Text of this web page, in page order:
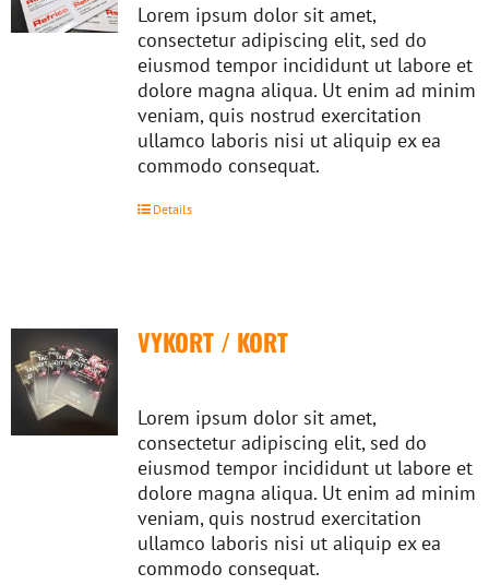
Lorem ipsum dolor sit amet,
consectetur adipiscing elit, sed do
eiusmod tempor incididunt ut labore et
dolore magna aliqua. Ut enim ad minim
veniam, quis nostrud exercitation
ullamco laboris nisi ut aliquip ex ea
commodo consequat.
Details
VYKORT / KORT
Lorem ipsum dolor sit amet,
consectetur adipiscing elit, sed do
eiusmod tempor incididunt ut labore et
dolore magna aliqua. Ut enim ad minim
veniam, quis nostrud exercitation
ullamco laboris nisi ut aliquip ex ea
commodo consequat.